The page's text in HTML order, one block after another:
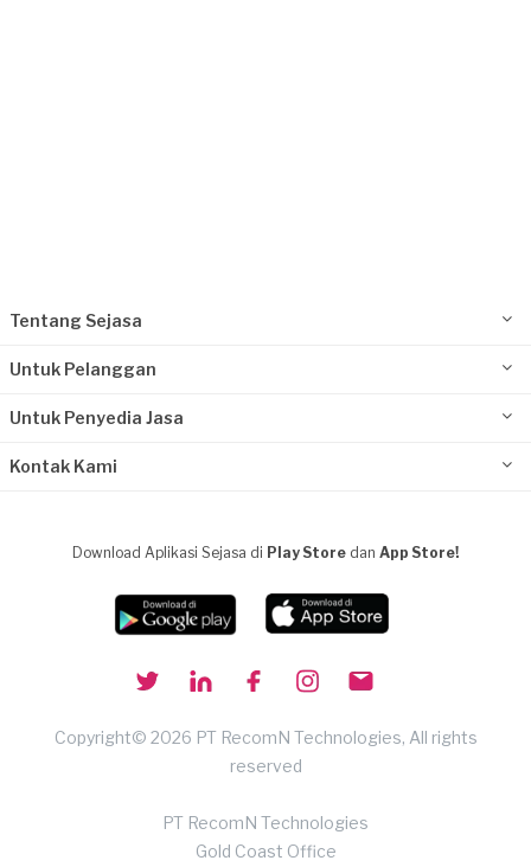
Tentang Sejasa
Untuk Pelanggan
Untuk Penyedia Jasa
Kontak Kami
Download Aplikasi Sejasa di Play Store dan App Store!
Copyright© 2026 PT RecomN Technologies, All rights
reserved
PT RecomN Technologies
Gold Coast Office